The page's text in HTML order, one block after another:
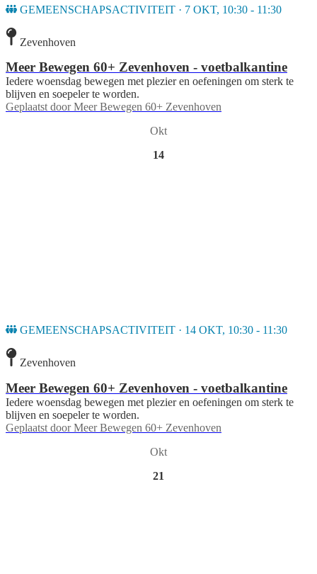
GEMEENSCHAPSACTIVITEIT · 7 OKT, 10:30 - 11:30
Zevenhoven
Meer Bewegen 60+ Zevenhoven - voetbalkantine
Iedere woensdag bewegen met plezier en oefeningen om sterk te
blijven en soepeler te worden.
Geplaatst door Meer Bewegen 60+ Zevenhoven
Okt
14
GEMEENSCHAPSACTIVITEIT · 14 OKT, 10:30 - 11:30
Zevenhoven
Meer Bewegen 60+ Zevenhoven - voetbalkantine
Iedere woensdag bewegen met plezier en oefeningen om sterk te
blijven en soepeler te worden.
Geplaatst door Meer Bewegen 60+ Zevenhoven
Okt
21